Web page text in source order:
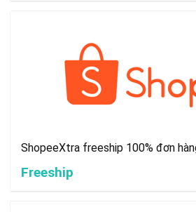
ShopeeXtra freeship 100% đơn
Freeship